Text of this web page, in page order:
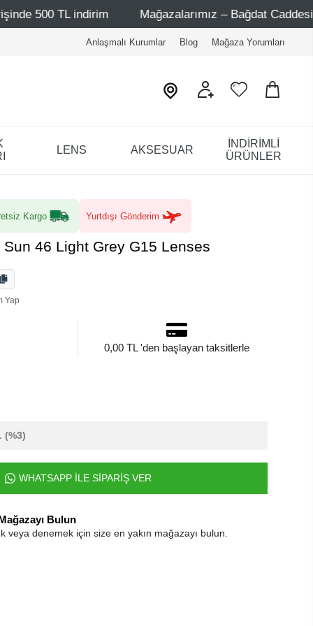
indirim Mağazalarımız – Bağdat Caddesi 1 - Bağdat
Anlaşmalı Kurumlar Blog Mağaza Yorumları
LENS AKSESUAR
İNDİRİMLİ
ÜRÜNLER
Kargo Yurtdışı Gönderim
46 Light Grey G15 Lenses
Yap
0,00 TL 'den başlayan taksitlerle
(%3)
WHATSAPP İLE SİPARİŞ VER
Bulun
veya denemek için size en yakın mağazayı bulun.